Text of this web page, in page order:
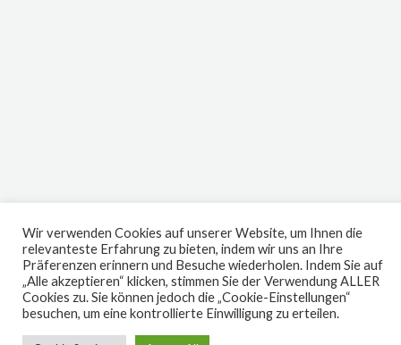
Wir verwenden Cookies auf unserer Website, um Ihnen die
relevanteste Erfahrung zu bieten, indem wir uns an Ihre
Präferenzen erinnern und Besuche wiederholen. Indem Sie auf
„Alle akzeptieren“ klicken, stimmen Sie der Verwendung ALLER
Cookies zu. Sie können jedoch die „Cookie-Einstellungen“
besuchen, um eine kontrollierte Einwilligung zu erteilen.